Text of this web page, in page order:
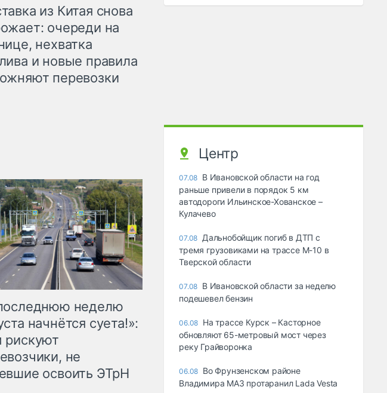
из Китая снова
очереди на
нехватка
и новые правила
перевозки
неделю
начнётся суета!»:
рискуют
не
освоить ЭТрН
Центр
07.08 В Ивановской области на год
раньше привели в порядок 5 км
автодороги Ильинское-Хованское –
Кулачево
07.08 Дальнобойщик погиб в ДТП с
тремя грузовиками на трассе М-10 в
Тверской области
07.08 В Ивановской области за неделю
подешевел бензин
06.08 На трассе Курск – Касторное
обновляют 65-метровый мост через
реку Грайворонка
06.08 Во Фрунзенском районе
Владимира МАЗ протаранил Lada Vesta